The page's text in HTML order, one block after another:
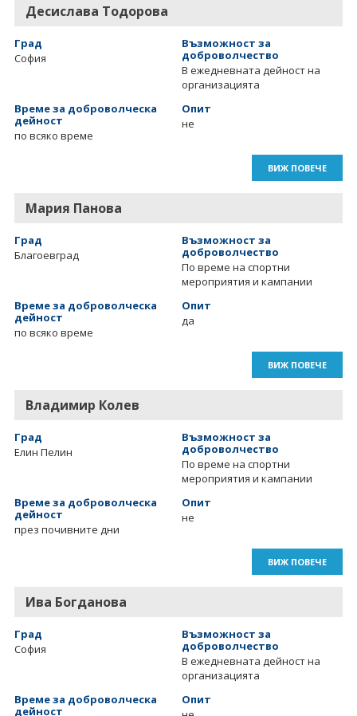
Десислава Тодорова
Град
София
Възможност за
доброволчество
В ежедневната дейност на
организацията
Време за доброволческа
дейност
по всяко време
Опит
не
ВИЖ ПОВЕЧЕ
Мария Панова
Град
Благоевград
Възможност за
доброволчество
По време на спортни
мероприятия и кампании
Време за доброволческа
дейност
по всяко време
Опит
да
ВИЖ ПОВЕЧЕ
Владимир Колев
Град
Елин Пелин
Възможност за
доброволчество
По време на спортни
мероприятия и кампании
Време за доброволческа
дейност
през почивните дни
Опит
не
ВИЖ ПОВЕЧЕ
Ива Богданова
Град
София
Възможност за
доброволчество
В ежедневната дейност на
организацията
Време за доброволческа
дейност
Опит